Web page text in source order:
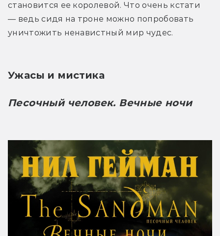
становится ее королевой. Что очень кстати
— ведь сидя на троне можно попробовать
уничтожить ненавистный мир чудес.
Ужасы и мистика
Песочный человек. Вечные ночи